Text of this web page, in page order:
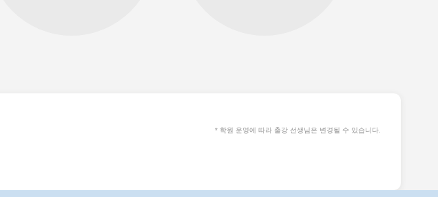
* 학원 운영에 따라 출강 선생님은 변경될 수 있습니다.